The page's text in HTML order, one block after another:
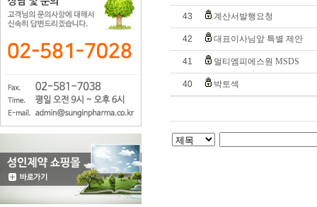
43 계산서발행요청
42 대표이사님앞 특별 제안
41 멀티엠피에스원 MSDS
40 박토섹